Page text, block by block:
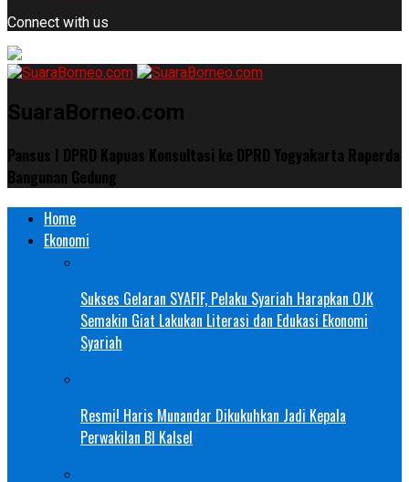
Connect with us
SuaraBorneo.com
Pansus I DPRD Kapuas Konsultasi ke DPRD Yogyakarta Raperda
Bangunan Gedung
Home
Ekonomi
Sukses Gelaran SYAFIF, Pelaku Syariah Harapkan OJK
Semakin Giat Lakukan Literasi dan Edukasi Ekonomi
Syariah
Resmi! Haris Munandar Dikukuhkan Jadi Kepala
Perwakilan BI Kalsel